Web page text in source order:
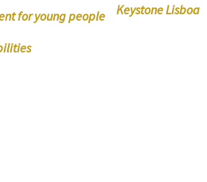
for young people
Keystone Lisboa